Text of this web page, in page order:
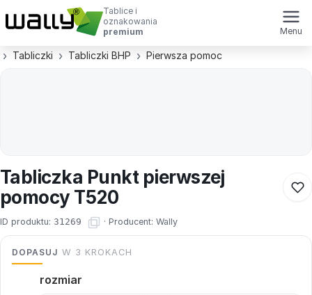
Tablice i
oznakowania
premium
Menu
Tabliczki Tabliczki BHP Pierwsza pomoc
Tabliczka Punkt pierwszej
pomocy T520
ID produktu: 31269 · Producent: Wally
DOPASUJ W 3 KROKACH
rozmiar